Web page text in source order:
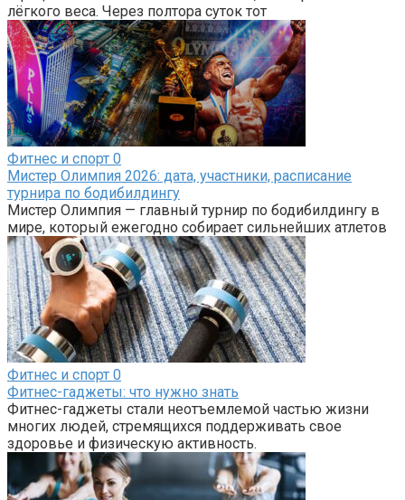
лёгкого веса. Через полтора суток тот
Фитнес и спорт 0
Мистер Олимпия 2026: дата, участники, расписание
турнира по бодибилдингу
Мистер Олимпия — главный турнир по бодибилдингу в
мире, который ежегодно собирает сильнейших атлетов
Фитнес и спорт 0
Фитнес-гаджеты: что нужно знать
Фитнес-гаджеты стали неотъемлемой частью жизни
многих людей, стремящихся поддерживать свое
здоровье и физическую активность.